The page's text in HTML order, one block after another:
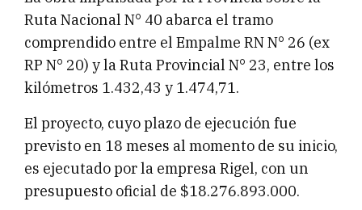
Ruta Nacional N° 40 abarca el tramo
comprendido entre el Empalme RN N° 26 (ex
RP N° 20) y la Ruta Provincial N° 23, entre los
kilómetros 1.432,43 y 1.474,71.
El proyecto, cuyo plazo de ejecución fue
previsto en 18 meses al momento de su inicio,
es ejecutado por la empresa Rigel, con un
presupuesto oficial de $18.276.893.000.